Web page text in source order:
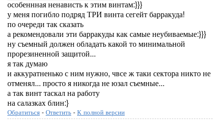
особеннная ненависть к этим винтам:}}}
у меня погибло подряд ТРИ винта сегейт барракуда!
по очереди так сказать
а рекомендовали эти барракуды как самые неубиваемые:}}}
ну съемный должен обладать какой то минимальной
прорезиненной защитой...
я так думаю
и аккуратненько с ним нужно, чвсе ж таки сектора никто не
отменял... просто я никогда не юзал съемные...
а так винт таскал на работу
на салазках блин:}
Обратиться - Ответить - К полной версии